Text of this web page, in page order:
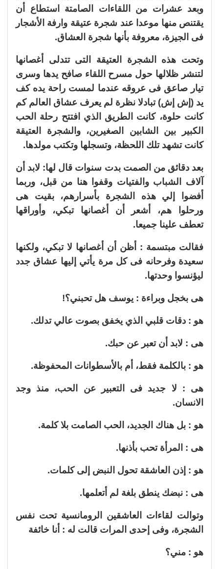
وبعد عشرات من اللقاءات الصامتة استطاع أن
يقتنص منها موعدا عند شجرة عتيقة وارفة الأشجار
فى الجيزة، معروفة بأنها شجرة العشاق.
وتحت هذه الشجرة العتيقة التى تتدلى أغصانها
لتنشر ظلالها حول مسرح اللقاء صافح يدها وسرى
تيار صاعق فى عروقه عندما لمست راحة يده كف
يد (إش إش) تبادلا نظرة لم يعرف عشاق العالم كم
كانت حلوة، كانت الطريق الذي افتتح رحلة الحب
الكبير بين الشابين الصغيرين، والشجرة العتيقة
كانت تشهد تلك اللحظة، وتسجلها وتكتب مولدها.
بعد دقائق من الصمت بدت سنوات قال لها: لابد أن
آلاف الشباب والفتيات وقفوا هنا من قبل، وربما
أفضوا إلي هذه الشجرة بأسرارهم، بقيت هى
ورحلوا هم، أشعر أن أغصانها تبكي، وأوراقها
تعطف علينا جميعا.
فقالت مبتسمة : أظن أن أغصانها لا تبكي، ولكنها
سعيدة وفرحانه فى كل مرة يأتي إليها عشاق جدد
ليؤنسوا وحدتها.
هى بخجل وبراءة : يوسف هل تحبني؟!
هو : دقات قلبي الذي يخفق بصوت عالي تدلك.
هى : لابد أن تعبر عن حبك.
هو : بالكلمة فقط، أم بالأسطوانات المحفوظة.
هى : لا جديد فى التعبير عن الحب، منذ وجد
الانسان.
هو : بل هناك الجديد، الحب الصامت بلا كلمة.
هى : المرأة تحب بأذنها.
هو : إذن العاشقة تحول النبض إلى كلمات.
هى : نبضك ينطق بلغة لم أتعلمها.
وتوالت لقاءات العاشقين الرومانسية تحت نفس
الشجرة، وفى إحدى المرات قالت له : أنا خائفة
هو : مني؟